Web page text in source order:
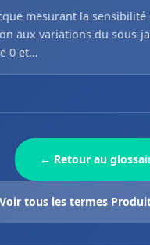
mesurant la sensibilité
aux variations du sous-
0 et…
← Retour au
Voir tous les termes